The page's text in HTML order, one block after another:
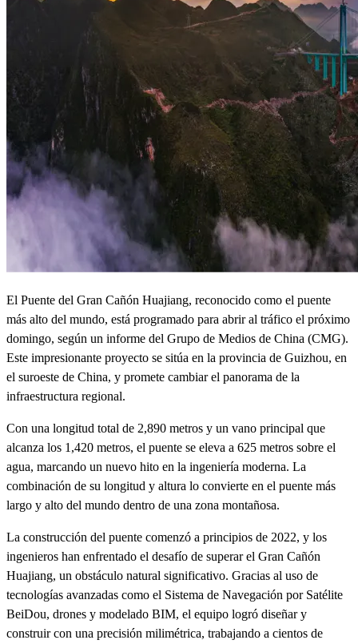
El Puente del Gran Cañón Huajiang, reconocido como el puente
más alto del mundo, está programado para abrir al tráfico el próximo
domingo, según un informe del Grupo de Medios de China (CMG).
Este impresionante proyecto se sitúa en la provincia de Guizhou, en
el suroeste de China, y promete cambiar el panorama de la
infraestructura regional.
Con una longitud total de 2,890 metros y un vano principal que
alcanza los 1,420 metros, el puente se eleva a 625 metros sobre el
agua, marcando un nuevo hito en la ingeniería moderna. La
combinación de su longitud y altura lo convierte en el puente más
largo y alto del mundo dentro de una zona montañosa.
La construcción del puente comenzó a principios de 2022, y los
ingenieros han enfrentado el desafío de superar el Gran Cañón
Huajiang, un obstáculo natural significativo. Gracias al uso de
tecnologías avanzadas como el Sistema de Navegación por Satélite
BeiDou, drones y modelado BIM, el equipo logró diseñar y
construir con una precisión milimétrica, trabajando a cientos de